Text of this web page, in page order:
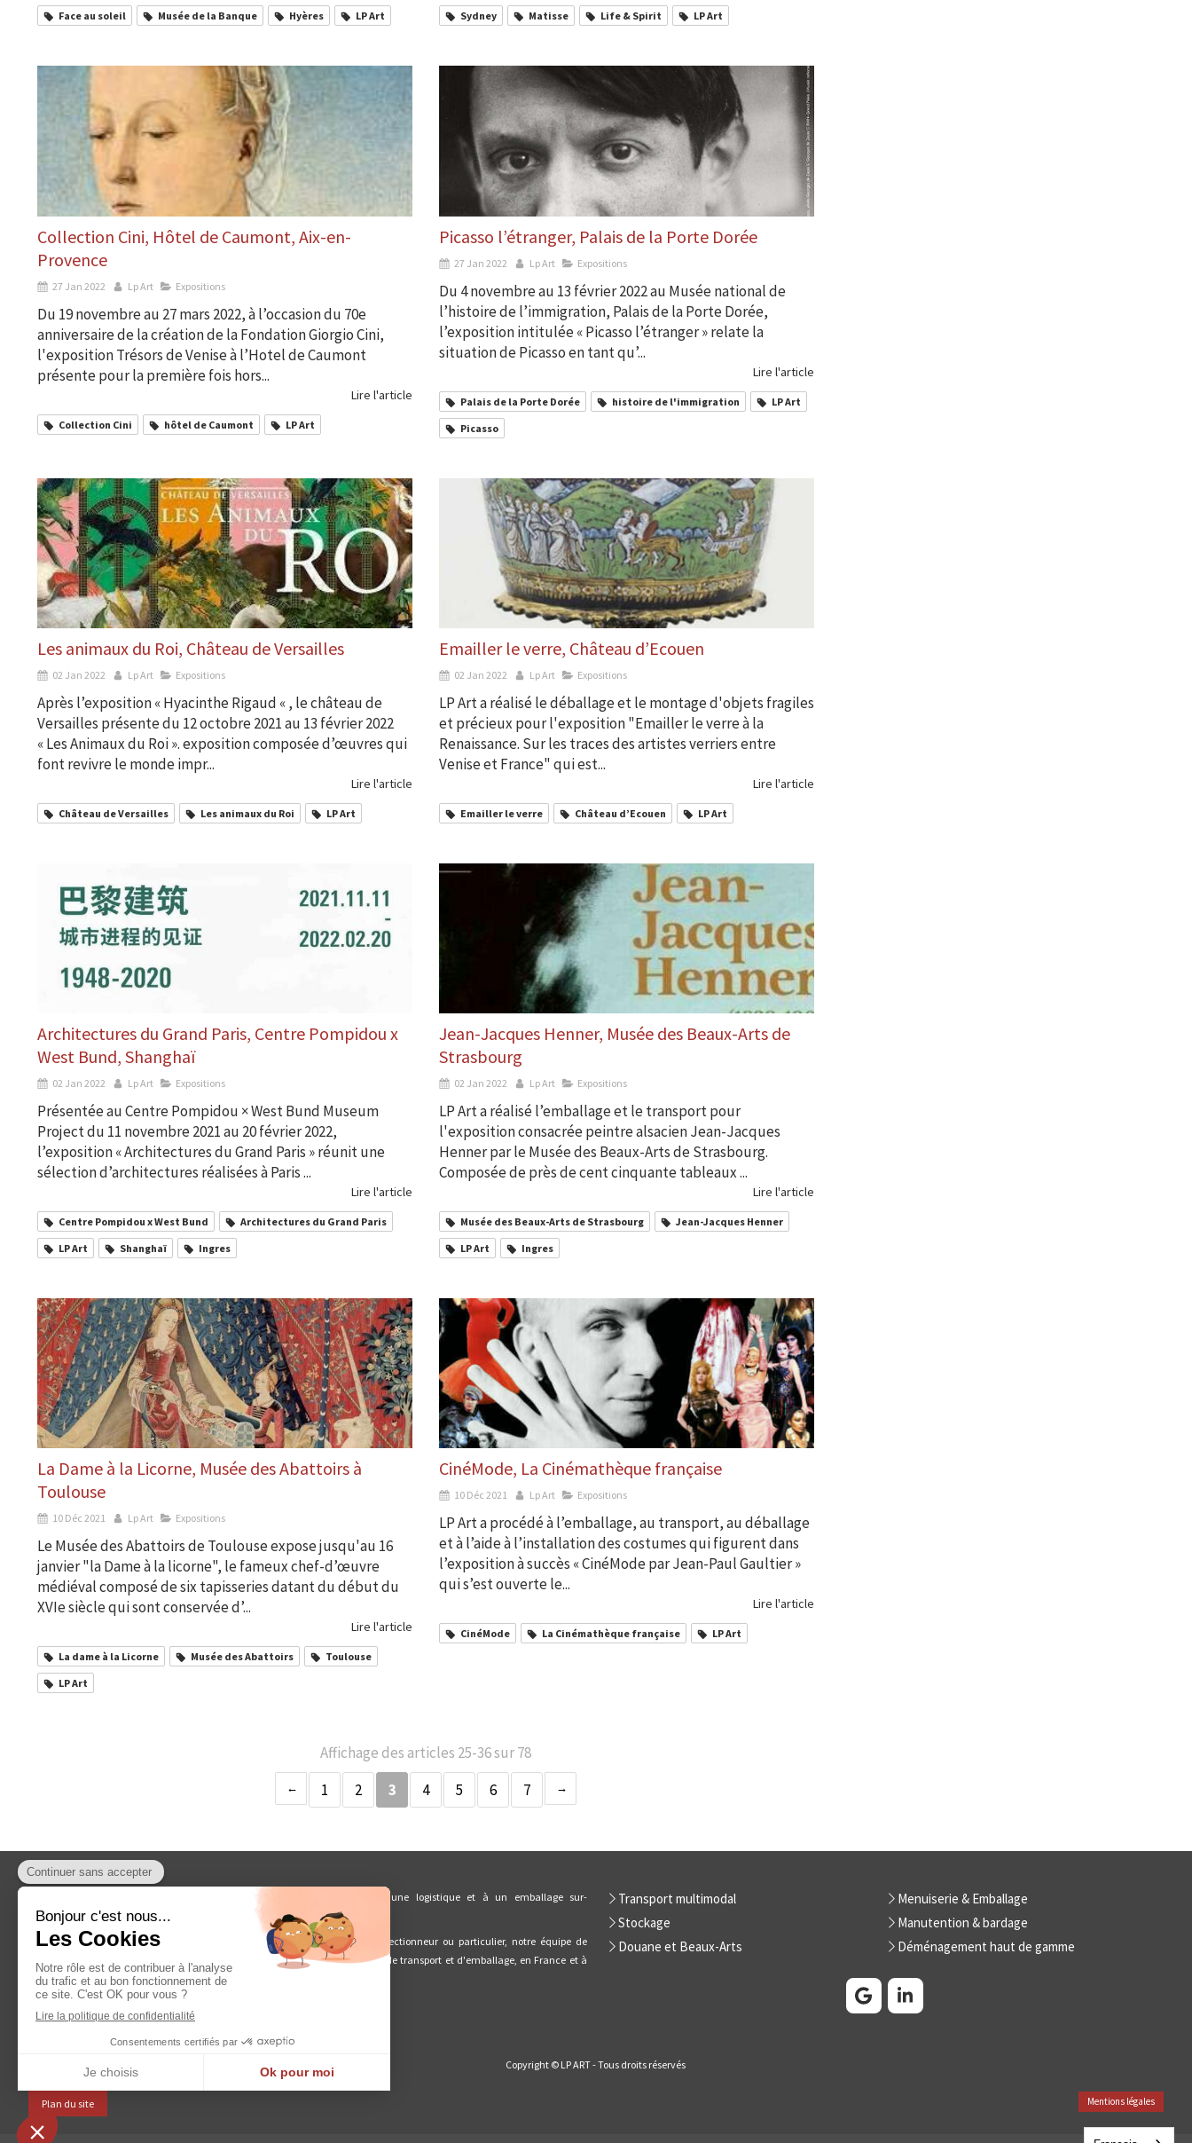
Face au soleil Musée de la Banque Hyères LP Art Sydney Matisse Life & Spirit LP Art
Collection Cini, Hôtel de Caumont, Aix-en-
Provence
27 Jan 2022 Lp Art Expositions
Du 19 novembre au 27 mars 2022, à l’occasion du 70e
anniversaire de la création de la Fondation Giorgio Cini,
l'exposition Trésors de Venise à l’Hotel de Caumont
présente pour la première fois hors...
Lire l'article
Collection Cini hôtel de Caumont LP Art
Picasso l’étranger, Palais de la Porte Dorée
27 Jan 2022 Lp Art Expositions
Du 4 novembre au 13 février 2022 au Musée national de
l’histoire de l’immigration, Palais de la Porte Dorée,
l’exposition intitulée « Picasso l’étranger » relate la
situation de Picasso en tant qu’...
Lire l'article
Palais de la Porte Dorée histoire de l'immigration
LP Art
Picasso
Les animaux du Roi, Château de Versailles
02 Jan 2022 Lp Art Expositions
Après l’exposition « Hyacinthe Rigaud « , le château de
Versailles présente du 12 octobre 2021 au 13 février 2022
« Les Animaux du Roi ». exposition composée d’œuvres qui
font revivre le monde impr...
Lire l'article
Château de Versailles Les animaux du Roi LP Art
Emailler le verre, Château d’Ecouen
02 Jan 2022 Lp Art Expositions
LP Art a réalisé le déballage et le montage d'objets fragiles
et précieux pour l'exposition "Emailler le verre à la
Renaissance. Sur les traces des artistes verriers entre
Venise et France" qui est...
Lire l'article
Emailler le verre Château d’Ecouen LP Art
Architectures du Grand Paris, Centre Pompidou x
West Bund, Shanghaï
02 Jan 2022 Lp Art Expositions
Présentée au Centre Pompidou × West Bund Museum
Project du 11 novembre 2021 au 20 février 2022,
l’exposition « Architectures du Grand Paris » réunit une
sélection d’architectures réalisées à Paris ...
Lire l'article
Centre Pompidou x West Bund
Architectures du Grand Paris
LP Art
Shanghaï Ingres
Jean-Jacques Henner, Musée des Beaux-Arts de
Strasbourg
02 Jan 2022 Lp Art Expositions
LP Art a réalisé l’emballage et le transport pour
l'exposition consacrée peintre alsacien Jean-Jacques
Henner par le Musée des Beaux-Arts de Strasbourg.
Composée de près de cent cinquante tableaux ...
Lire l'article
Musée des Beaux-Arts de Strasbourg
Jean-Jacques Henner
LP Art
Ingres
La Dame à la Licorne, Musée des Abattoirs à
Toulouse
10 Déc 2021 Lp Art Expositions
Le Musée des Abattoirs de Toulouse expose jusqu'au 16
janvier "la Dame à la licorne", le fameux chef-d’œuvre
médiéval composé de six tapisseries datant du début du
XVIe siècle qui sont conservée d’...
Lire l'article
La dame à la Licorne Musée des Abattoirs
Toulouse
LP Art
CinéMode, La Cinémathèque française
10 Déc 2021 Lp Art Expositions
LP Art a procédé à l’emballage, au transport, au déballage
et à l’aide à l’installation des costumes qui figurent dans
l’exposition à succès « CinéMode par Jean-Paul Gaultier »
qui s’est ouverte le...
Lire l'article
CinéMode La Cinémathèque française LP Art
Affichage des articles 25-36 sur 78
1
2 3 4 5 6 7
LP ART fait voyager vos oeuvres d'art dans le monde entier, grâce à une logistique et à un emballage sur-
mesure, garantissant la sécurité et l'intégrité de chacune de vos oeuvres.
Que vous soyez galeriste, responsable d'un musée ou d'une exposition, collectionneur ou particulier, notre équipe de
professionnels est à votre écoute pour vous proposer des solutions innovantes de transport et d'emballage, en France et à
l'international.
Nous contacter
Transport multimodal
Stockage
Douane et Beaux-Arts
Menuiserie & Emballage
Manutention & bardage
Déménagement haut de gamme
Copyright © LP ART - Tous droits réservés
Plan du site Mentions légales